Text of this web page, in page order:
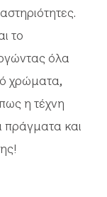
το
όλα
χρώματα,
η τέχνη
πράγματα και